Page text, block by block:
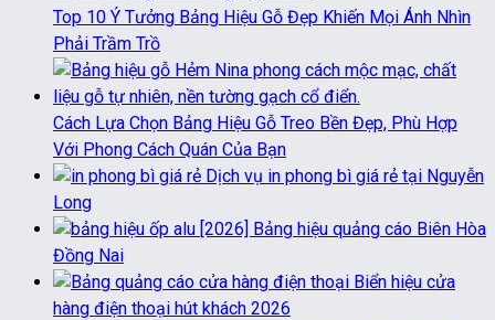
Top 10 Ý Tưởng Bảng Hiệu Gỗ Đẹp Khiến Mọi Ánh Nhìn
Phải Trầm Trồ
Cách Lựa Chọn Bảng Hiệu Gỗ Treo Bền Đẹp, Phù Hợp
Với Phong Cách Quán Của Bạn
Dịch vụ in phong bì giá rẻ tại Nguyễn
Long
[2026] Bảng hiệu quảng cáo Biên Hòa
Đồng Nai
Biển hiệu cửa
hàng điện thoại hút khách 2026